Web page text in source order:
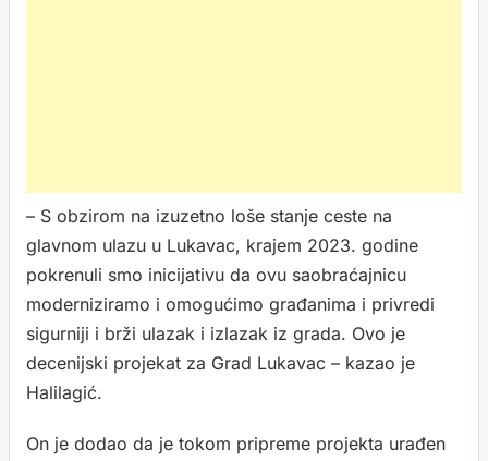
– S obzirom na izuzetno loše stanje ceste na
glavnom ulazu u Lukavac, krajem 2023. godine
pokrenuli smo inicijativu da ovu saobraćajnicu
moderniziramo i omogućimo građanima i privredi
sigurniji i brži ulazak i izlazak iz grada. Ovo je
decenijski projekat za Grad Lukavac – kazao je
Halilagić.
On je dodao da je tokom pripreme projekta urađen